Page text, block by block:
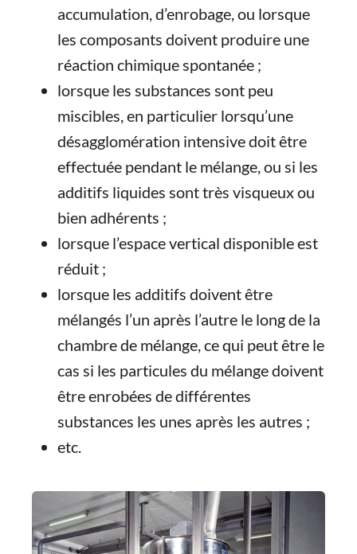
accumulation, d’enrobage, ou lorsque
les composants doivent produire une
réaction chimique spontanée ;
lorsque les substances sont peu
miscibles, en particulier lorsqu’une
désagglomération intensive doit être
effectuée pendant le mélange, ou si les
additifs liquides sont très visqueux ou
bien adhérents ;
lorsque l’espace vertical disponible est
réduit ;
lorsque les additifs doivent être
mélangés l’un après l’autre le long de la
chambre de mélange, ce qui peut être le
cas si les particules du mélange doivent
être enrobées de différentes
substances les unes après les autres ;
etc.